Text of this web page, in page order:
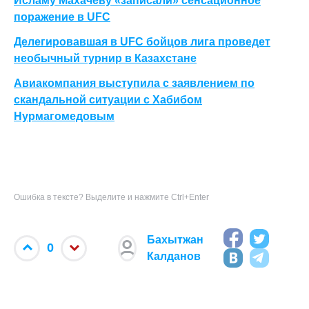
поражение в UFC
Делегировавшая в UFC бойцов лига проведет
необычный турнир в Казахстане
Авиакомпания выступила с заявлением по
скандальной ситуации с Хабибом
Нурмагомедовым
Ошибка в тексте? Выделите и нажмите Ctrl+Enter
0
Бахытжан
Калданов